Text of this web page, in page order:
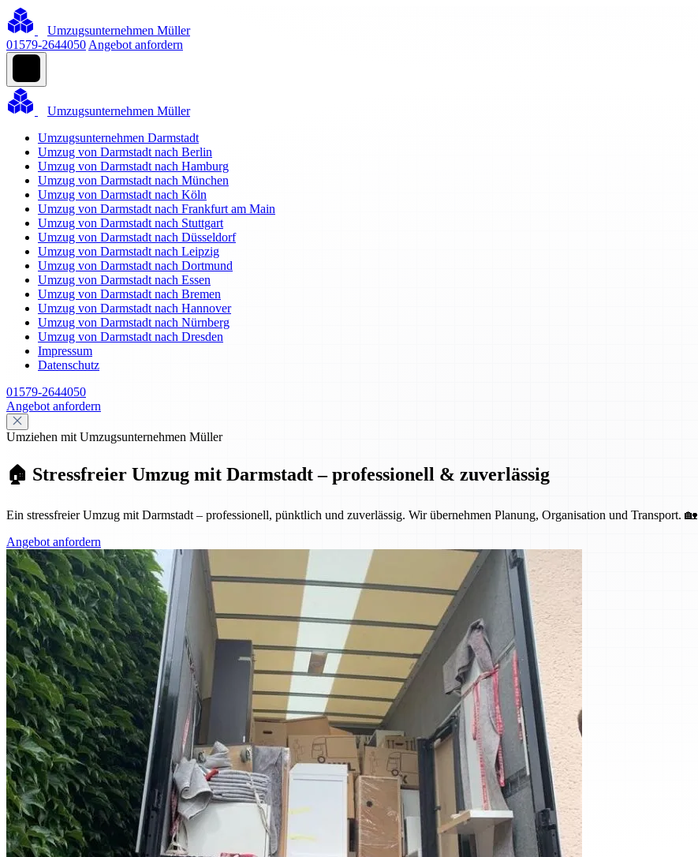
Umzugsunternehmen Müller
01579-2644050 Angebot anfordern
Umzugsunternehmen Müller
Umzugsunternehmen Darmstadt
Umzug von Darmstadt nach Berlin
Umzug von Darmstadt nach Hamburg
Umzug von Darmstadt nach München
Umzug von Darmstadt nach Köln
Umzug von Darmstadt nach Frankfurt am Main
Umzug von Darmstadt nach Stuttgart
Umzug von Darmstadt nach Düsseldorf
Umzug von Darmstadt nach Leipzig
Umzug von Darmstadt nach Dortmund
Umzug von Darmstadt nach Essen
Umzug von Darmstadt nach Bremen
Umzug von Darmstadt nach Hannover
Umzug von Darmstadt nach Nürnberg
Umzug von Darmstadt nach Dresden
Impressum
Datenschutz
01579-2644050
Angebot anfordern
Umziehen mit Umzugsunternehmen Müller
🏠 Stressfreier Umzug mit Darmstadt – professionell & zuverlässig
Ein stressfreier Umzug mit Darmstadt – professionell, pünktlich und zuverlässig. Wir übernehmen Planung, Organisation und Transport. 🏡
Angebot anfordern